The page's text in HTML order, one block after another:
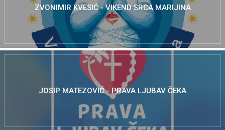
ZVONIMIR KVESIĆ - VIKEND SRCA MARIJINA
JOSIP MATEZOVIĆ - PRAVA LJUBAV ČEKA